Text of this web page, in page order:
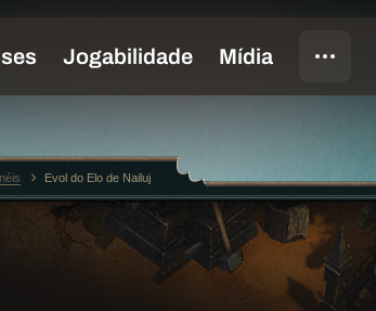
Evol do Elo de Nailuj